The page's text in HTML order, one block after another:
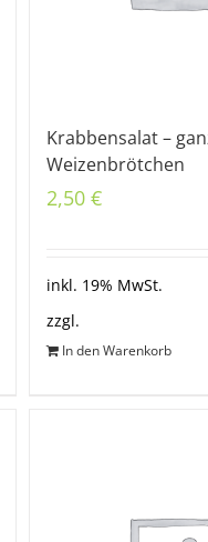
Krabbensalat –
Weizenbrötchen
2,50 €
inkl. 19% MwSt.
zzgl.
In den Warenkorb